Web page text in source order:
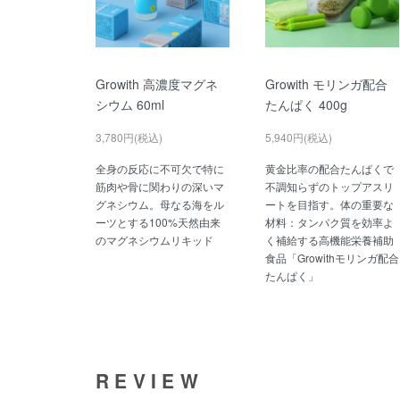
Growith 高濃度マグネ
シウム 60ml
3,780円(税込)
全身の反応に不可欠で特に
筋肉や骨に関わりの深いマ
グネシウム。母なる海をル
ーツとする100%天然由来
のマグネシウムリキッド
Growith モリンガ配合
たんぱく 400g
5,940円(税込)
黄金比率の配合たんぱくで
不調知らずのトップアスリ
ートを目指す。体の重要な
材料：タンパク質を効率よ
く補給する高機能栄養補助
食品「Growithモリンガ配合
たんぱく」
REVIEW